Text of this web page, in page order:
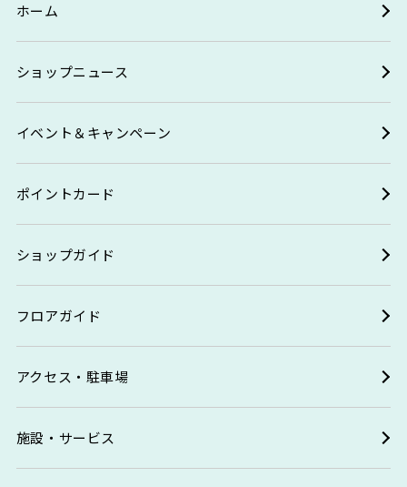
ホーム
ショップニュース
イベント＆キャンペーン
ポイントカード
ショップガイド
フロアガイド
アクセス・駐車場
施設・サービス